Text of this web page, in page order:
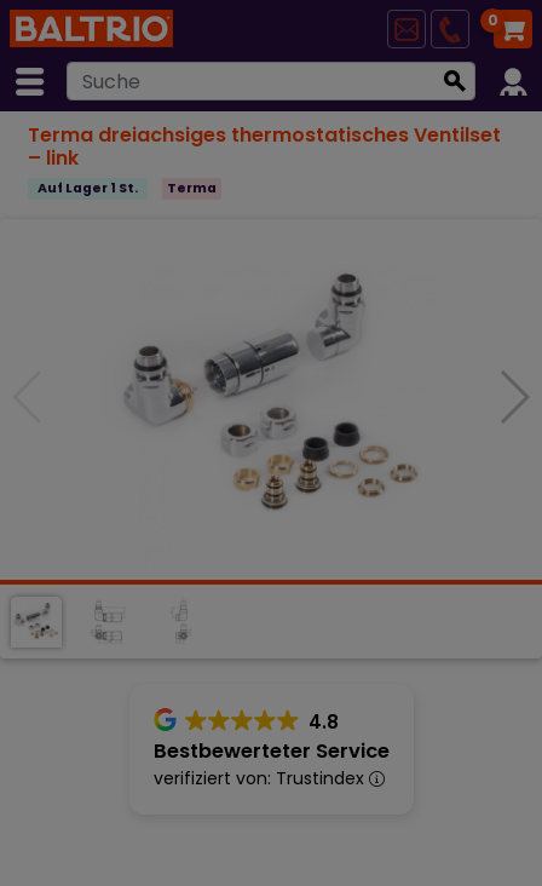
0
Terma dreiachsiges thermostatisches Ventilset
– link
Auf Lager 1 St. Terma
4.8
Bestbewerteter Service
verifiziert von: Trustindex